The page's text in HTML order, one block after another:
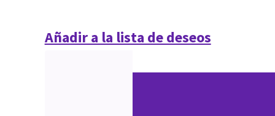
Añadir a la lista de deseos